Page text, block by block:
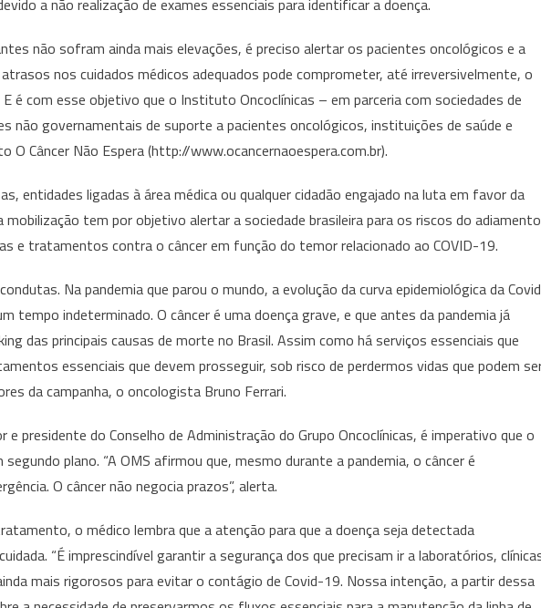
a não realização de exames essenciais para identificar a doença.
não sofram ainda mais elevações, é preciso alertar os pacientes oncológicos e a
nos cuidados médicos adequados pode comprometer, até irreversivelmente, o
é com esse objetivo que o Instituto Oncoclínicas – em parceria com sociedades de
não governamentais de suporte a pacientes oncológicos, instituições de saúde e
Câncer Não Espera (http://www.ocancernaoespera.com.br).
entidades ligadas à área médica ou qualquer cidadão engajado na luta em favor da
mobilização tem por objetivo alertar a sociedade brasileira para os riscos do adiamento
e tratamentos contra o câncer em função do temor relacionado ao COVID-19.
Na pandemia que parou o mundo, a evolução da curva epidemiológica da
tempo indeterminado. O câncer é uma doença grave, e que antes da pandemia já
das principais causas de morte no Brasil. Assim como há serviços essenciais que
essenciais que devem prosseguir, sob risco de perdermos vidas que podem
da campanha, o oncologista Bruno Ferrari.
e presidente do Conselho de Administração do Grupo Oncoclínicas, é imperativo que o
plano. “A OMS afirmou que, mesmo durante a pandemia, o câncer é
O câncer não negocia prazos”, alerta.
o médico lembra que a atenção para que a doença seja detectada
“É imprescindível garantir a segurança dos que precisam ir a laboratórios,
mais rigorosos para evitar o contágio de Covid-19. Nossa intenção, a partir dessa